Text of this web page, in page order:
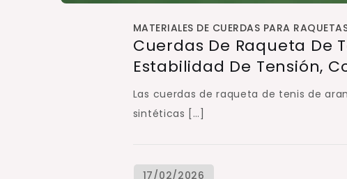
MATERIALES DE CUERDAS PARA
Cuerdas De Raqueta De
Estabilidad De Tensión,
Las cuerdas de raqueta de tenis de
sintéticas […]